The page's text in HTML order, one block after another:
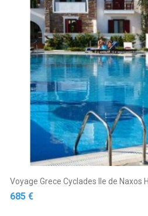
Voyage Grece Cyclades Ile de Naxos
Prix
685 €